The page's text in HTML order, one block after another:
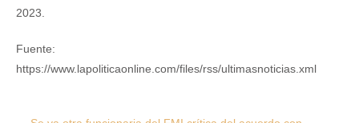
2023.
Fuente:
https://www.lapoliticaonline.com/files/rss/ultimasnoticias.xml